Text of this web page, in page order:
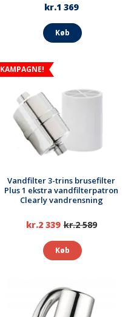
kr.1 369
Køb
KAMPAGNE!
Vandfilter 3-trins brusefilter
Plus 1 ekstra vandfilterpatron
Clearly vandrensning
kr.2 339 kr.2 589
Køb